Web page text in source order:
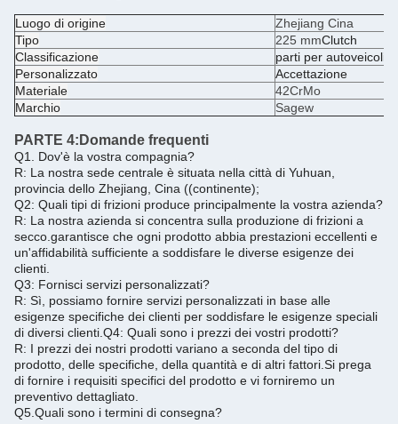
Luogo di origine
Zhejiang Cina
Tipo
225 mmClutch
Classificazione
parti per autoveicoli
Personalizzato
Accettazione
Materiale
42CrMo
Marchio
Sagew
PARTE 4: Domande frequenti
Q1. Dov'è la vostra compagnia?
R: La nostra sede centrale è situata nella città di Yuhuan,
provincia dello Zhejiang, Cina ((continente);
Q2: Quali tipi di frizioni produce principalmente la vostra azienda?
R: La nostra azienda si concentra sulla produzione di frizioni a
secco.garantisce che ogni prodotto abbia prestazioni eccellenti e
un'affidabilità sufficiente a soddisfare le diverse esigenze dei
clienti.
Q3: Fornisci servizi personalizzati?
R: Sì, possiamo fornire servizi personalizzati in base alle
esigenze specifiche dei clienti per soddisfare le esigenze speciali
di diversi clienti. Q4: Quali sono i prezzi dei vostri prodotti?
R: I prezzi dei nostri prodotti variano a seconda del tipo di
prodotto, delle specifiche, della quantità e di altri fattori. Si prega
di fornire i requisiti specifici del prodotto e vi forniremo un
preventivo dettagliato.
Q5. Quali sono i termini di consegna?